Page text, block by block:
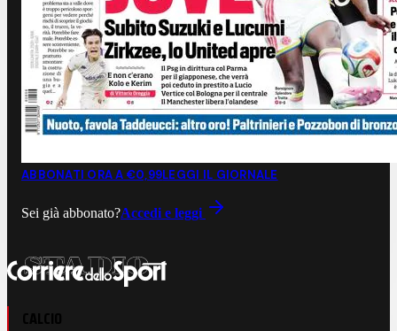
ABBONATI ORA A €0,99LEGGI IL GIORNALE
Sei già abbonato?Accedi e leggi